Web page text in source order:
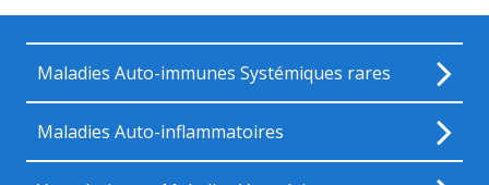
Maladies Auto-immunes Systémiques rares
Maladies Auto-inflammatoires